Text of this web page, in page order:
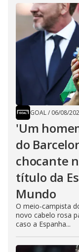
GOAL/ 06/08/
'Um
do
chocante
título da
Mundo
O meio-campista
novo cabelo rosa
caso a Espanha...